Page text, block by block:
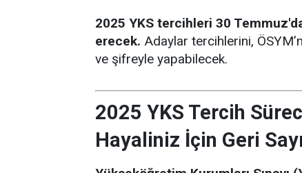
2025 YKS tercihleri 30
erecek. Adaylar tercihlerini,
ve şifreyle yapabilecek.
2025 YKS Tercih
Hayaliniz İçin Geri